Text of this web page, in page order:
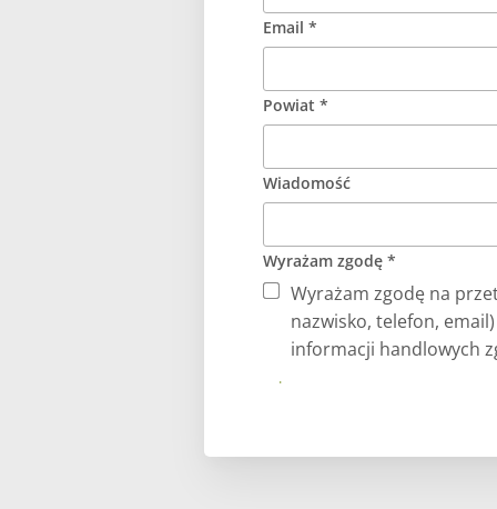
Email *
Powiat *
Wiadomość
Wyrażam zgodę *
Wyrażam zgodę na
nazwisko, telefon,
informacji handlowych
Prześlij